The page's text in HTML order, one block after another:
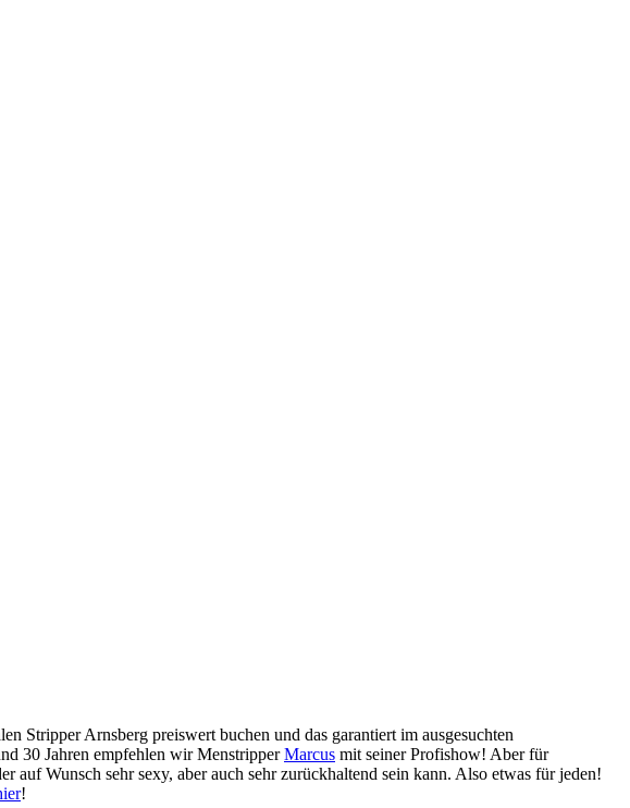
Stripper Arnsberg preiswert buchen und das garantiert im ausgesuchten
30 Jahren empfehlen wir MenstripperMarcus mit seiner Profishow! Aber für
auf Wunsch sehr sexy, aber auch sehr zurückhaltend sein kann. Also etwas für jeden!
!